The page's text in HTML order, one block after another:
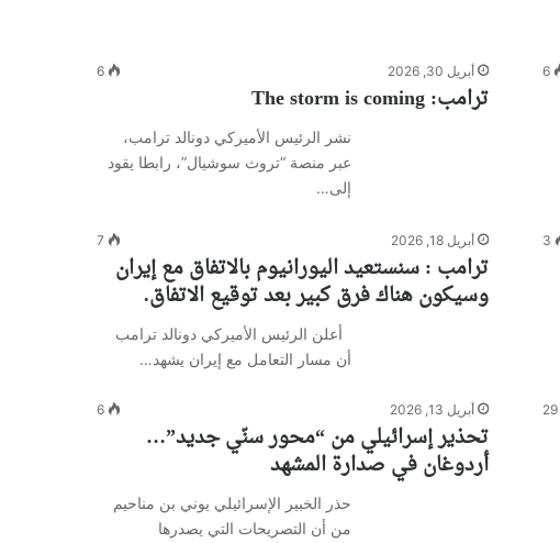
6 أبريل 30, 2026 6
ترامب: The storm is coming
نشر الرئيس الأميركي دونالد ترامب،
عبر منصة “تروث سوشيال”، رابطا يقود
إلى…
3 أبريل 18, 2026 7
ترامب : سنستعيد اليورانيوم بالاتفاق مع إيران
وسيكون هناك فرق كبير بعد توقيع الاتفاق.
أعلن الرئيس الأميركي دونالد ترامب
أن مسار التعامل مع إيران يشهد…
29 أبريل 13, 2026 6
تحذير إسرائيلي من “محور سنّي جديد”…
أردوغان في صدارة المشهد
حذر الخبير الإسرائيلي يوني بن مناحيم
من أن التصريحات التي يصدرها